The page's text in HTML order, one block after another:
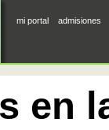
mi portal admisiones
en